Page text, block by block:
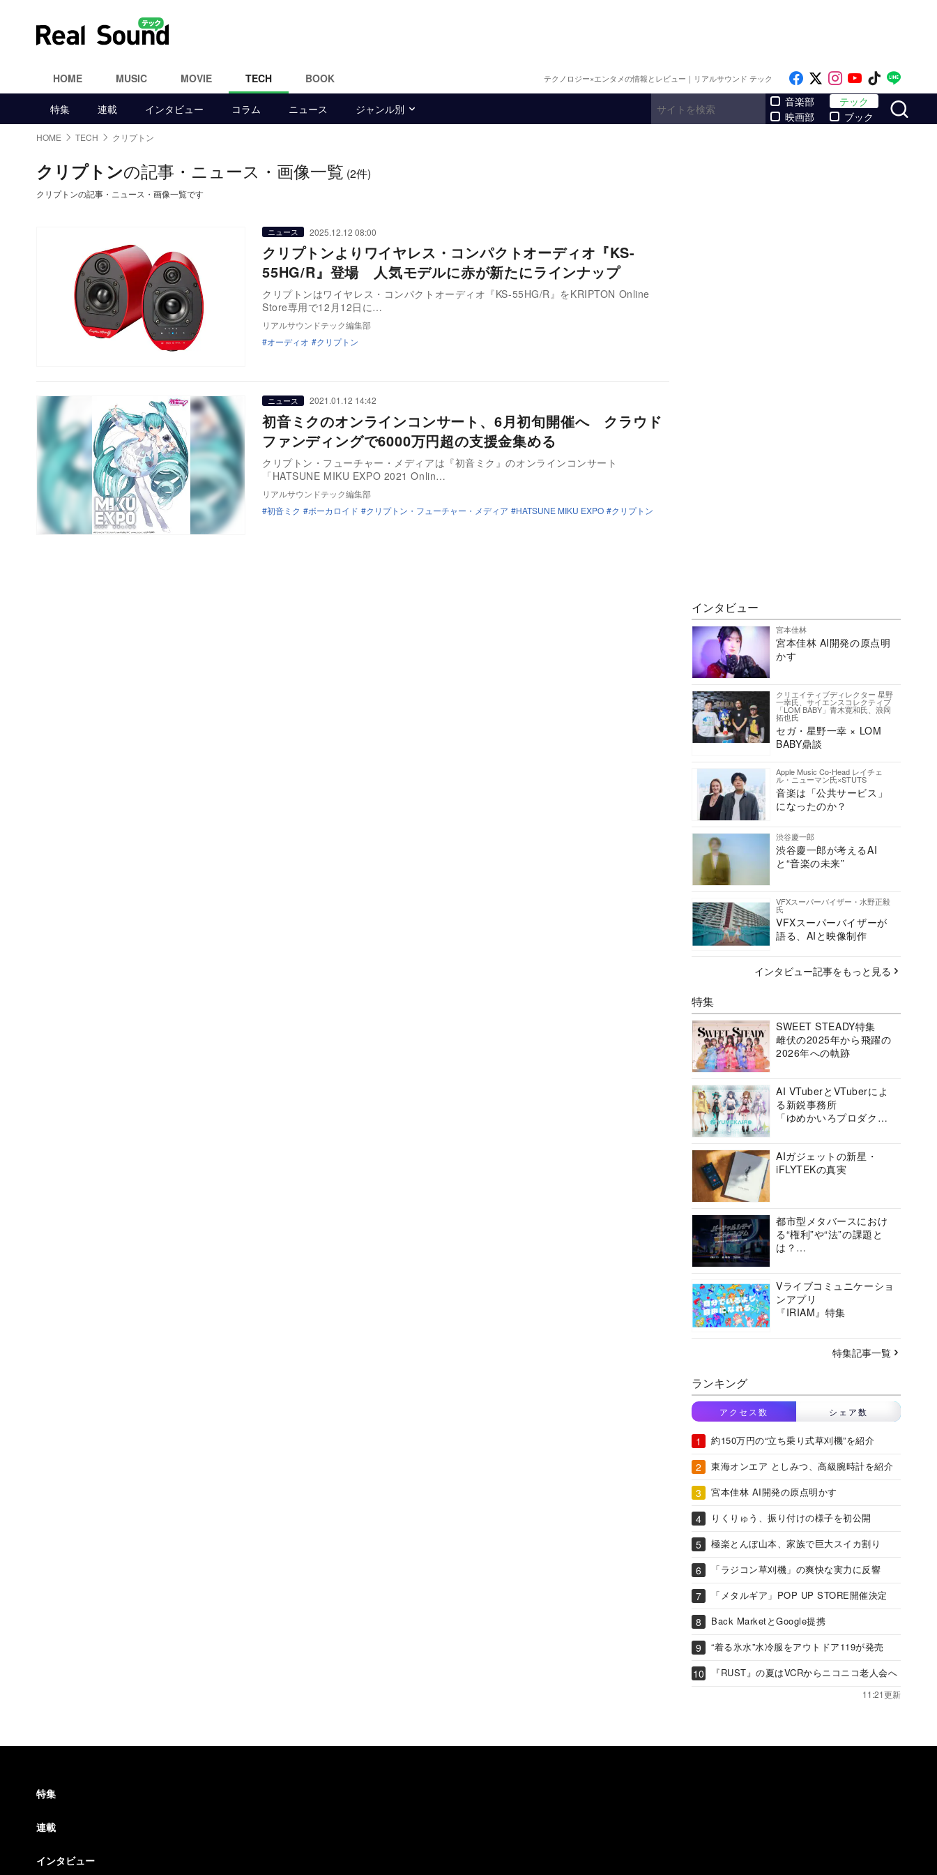
HOME MUSIC MOVIE TECH BOOK テクノロジー×エンタメの情報とレビュー｜リアルサウンド テック Like on Facebook
Follow on x
Follow on
Follow on
Follow
特集 連載 インタビュー コラム ニュース ジャンル別
音楽部
映画部
テック
ブック
HOME TECH クリプトン
クリプトンの記事・ニュース・画像一覧 (2件)
クリプトンの記事・ニュース・画像一覧です
ニュース 2025.12.12 08:00
クリプトンよりワイヤレス・コンパクトオーディオ『KS-
55HG/R』登場 人気モデルに赤が新たにラインナップ
クリプトンはワイヤレス・コンパクトオーディオ『KS-55HG/R』をKRIPTON Online
Store専用で12月12日に…
リアルサウンドテック編集部
オーディオ
クリプトン
ニュース 2021.01.12 14:42
初音ミクのオンラインコンサート、6月初旬開催へ クラウド
ファンディングで6000万円超の支援金集める
クリプトン・フューチャー・メディアは『初音ミク』のオンラインコンサート
「HATSUNE MIKU EXPO 2021 Onlin…
リアルサウンドテック編集部
初音ミク
ボーカロイド クリプトン・フューチャー・メディア HATSUNE MIKU EXPO クリプトン
インタビュー
宮本佳林
宮本佳林 AI開発の原点明
かす
クリエイティブディレクター 星野
一幸氏、サイエンスコレクティブ
「LOM BABY」青木寛和氏、浪岡
拓也氏
セガ・星野一幸 × LOM
BABY鼎談
Apple Music Co-Head レイチェ
ル・ニューマン氏×STUTS
音楽は「公共サービス」
になったのか？
渋谷慶一郎
渋谷慶一郎が考えるAI
と“音楽の未来”
VFXスーパーバイザー・水野正毅
氏
VFXスーパーバイザーが
語る、AIと映像制作
インタビュー記事をもっと見る
特集
SWEET STEADY特集
雌伏の2025年から飛躍の
2026年への軌跡
AI VTuberとVTuberによ
る新鋭事務所
「ゆめかいろプロダクシ
AIガジェットの新星・
iFLYTEKの真実
都市型メタバースにおけ
る“権利”や“法”の課題と
は？
ーシアムの挑戦に迫る
Vライブコミュニケーショ
ンアプリ
『IRIAM』特集
特集記事一覧
ランキング
アクセス数 シェア数
約150万円の“立ち乗り式草刈機”を紹介
東海オンエア としみつ、高級腕時計を紹介
宮本佳林 AI開発の原点明かす
りくりゅう、振り付けの様子を初公開
極楽とんぼ山本、家族で巨大スイカ割り
「ラジコン草刈機」の爽快な実力に反響
「メタルギア」POP UP STORE開催決定
Back MarketとGoogle提携
“着る氷水”水冷服をアウトドア119が発売
『RUST』の夏はVCRからニコニコ老人会へ
11:21更新
特集
連載
インタビュー